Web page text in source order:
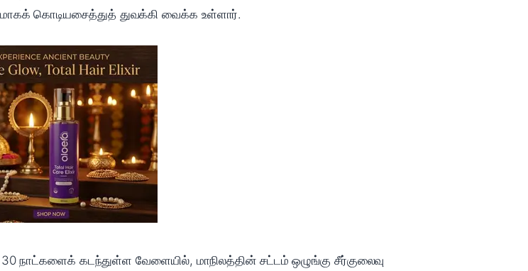
கொடியசைத்துத் துவக்கி வைக்க உள்ளார்.
நாட்களைக் கடந்துள்ள வேளையில், மாநிலத்தின் சட்டம் ஒழுங்கு சீர்குலைவு